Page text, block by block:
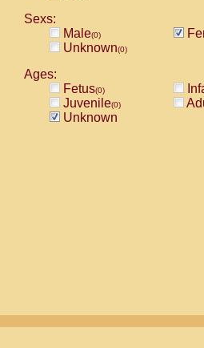
Sexs:
Male(0)
Unknown(0)
Ages:
Fetus(0)
Juvenile(0)
Unknown